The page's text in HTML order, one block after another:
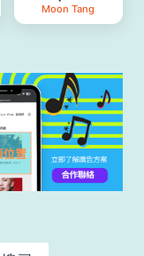
Moon Tang